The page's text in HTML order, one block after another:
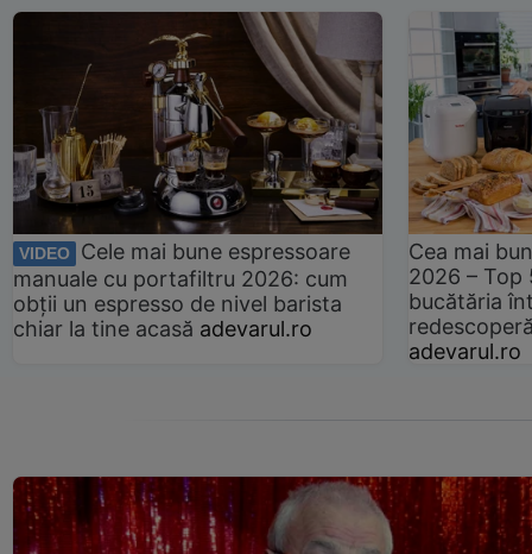
VIDEO
Cele mai bune espressoare
manuale cu portafiltru 2026: cum
obții un espresso de nivel barista
chiar la tine acasă adevarul.ro
Cea mai
2026 –
bucătăria
adevarul.ro